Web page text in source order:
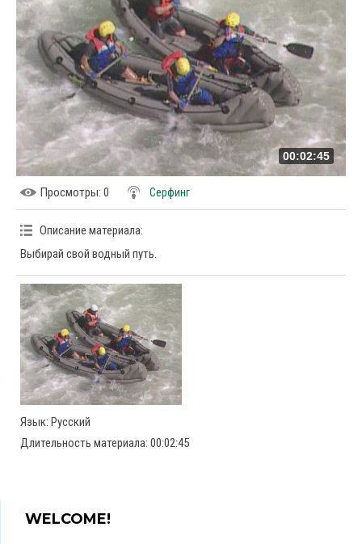
00:02:45
Просмотры: 0 Серфинг
Описание материала:
Выбирай свой водный путь.
Язык: Русский
Длительность материала: 00:02:45
WELCOME!